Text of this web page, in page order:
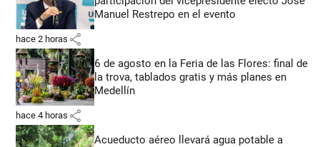
Manuel Restrepo en el evento
hace 2 horas share
6 de agosto en la Feria de las Flores: final de
la trova, tablados gratis y más planes en
Medellín
hace 4 horas share
Acueducto aéreo llevará agua potable a